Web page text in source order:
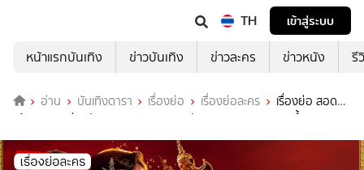
TH
เข้าสู่ระบบ
หน้าแรกบันเทิง
ข่าวบันเทิง ข่าวละคร ข่าวหนัง รี
อ่าน บันเทิงดารา เรื่องย่อ เรื่องย่อละคร
เรื่องย่อ สอด
สร้อยมาลา ช่องวัน31 (ตอนจบ) ความรัก มิตรภาพ และคราบน้ำตา